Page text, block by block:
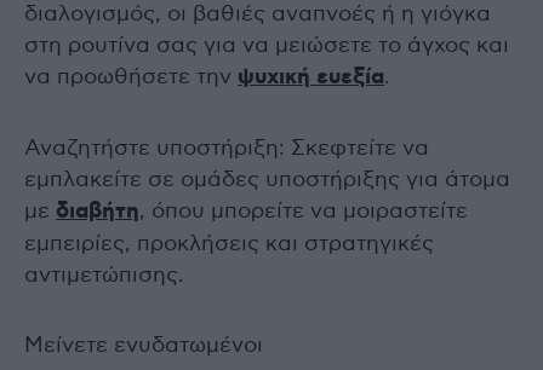
διαλογισμός, οι βαθιές αναπνοές ή η γιόγκα
στη ρουτίνα σας για να μειώσετε το άγχος και
να προωθήσετε την ψυχική ευεξία.
Αναζητήστε υποστήριξη: Σκεφτείτε να
εμπλακείτε σε ομάδες υποστήριξης για άτομα
με διαβήτη, όπου μπορείτε να μοιραστείτε
εμπειρίες, προκλήσεις και στρατηγικές
αντιμετώπισης.
Μείνετε ενυδατωμένοι